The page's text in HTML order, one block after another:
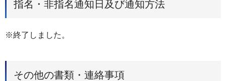
指名・非指名通知日及び通知方法
※終了しました。
その他の書類・連絡事項